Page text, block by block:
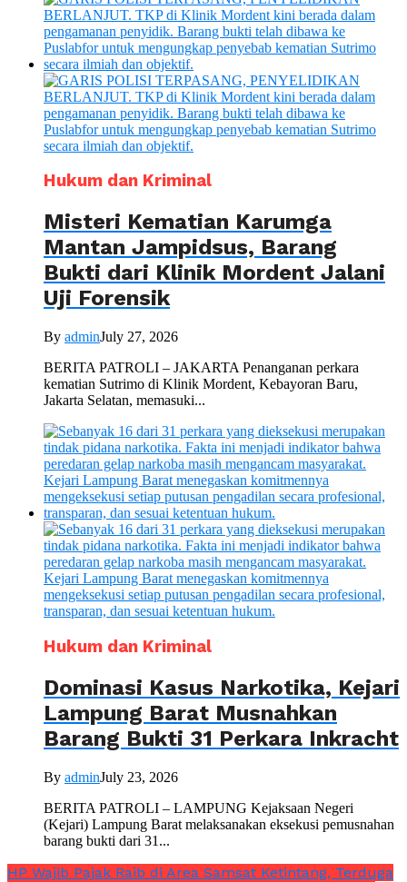
Hukum dan Kriminal
Misteri Kematian Karumga
Mantan Jampidsus, Barang
Bukti dari Klinik Mordent Jalani
Uji Forensik
By adminJuly 27, 2026
BERITA PATROLI – JAKARTA Penanganan perkara
kematian Sutrimo di Klinik Mordent, Kebayoran Baru,
Jakarta Selatan, memasuki...
Hukum dan Kriminal
Dominasi Kasus Narkotika, Kejari
Lampung Barat Musnahkan
Barang Bukti 31 Perkara Inkracht
By adminJuly 23, 2026
BERITA PATROLI – LAMPUNG Kejaksaan Negeri
(Kejari) Lampung Barat melaksanakan eksekusi pemusnahan
barang bukti dari 31...
HP Wajib Pajak Raib di Area Samsat Ketintang, Terduga